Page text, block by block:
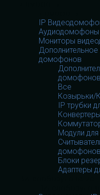
IP
Аудиодомофоны
Мониторы
домофонов
домофонов
Все
Козырьки/
IP трубки
Модули
домофонов
Блоки
Адаптеры